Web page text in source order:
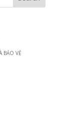
BẢO VỆ